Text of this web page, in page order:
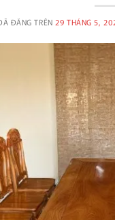
ĐĂNG TRÊN 29 THÁNG 5,